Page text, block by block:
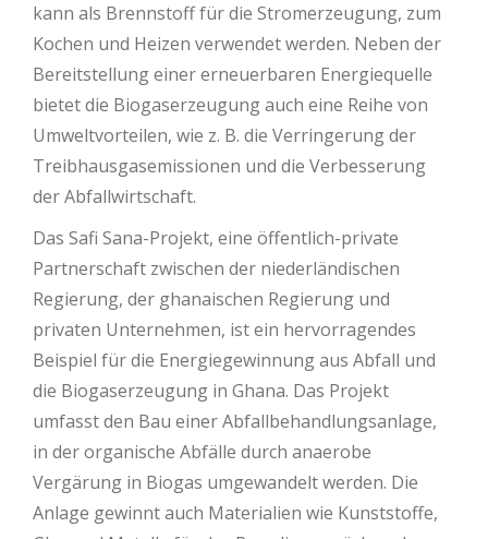
kann als Brennstoff für die Stromerzeugung, zum
Kochen und Heizen verwendet werden. Neben der
Bereitstellung einer erneuerbaren Energiequelle
bietet die Biogaserzeugung auch eine Reihe von
Umweltvorteilen, wie z. B. die Verringerung der
Treibhausgasemissionen und die Verbesserung
der Abfallwirtschaft.
Das Safi Sana-Projekt, eine öffentlich-private
Partnerschaft zwischen der niederländischen
Regierung, der ghanaischen Regierung und
privaten Unternehmen, ist ein hervorragendes
Beispiel für die Energiegewinnung aus Abfall und
die Biogaserzeugung in Ghana. Das Projekt
umfasst den Bau einer Abfallbehandlungsanlage,
in der organische Abfälle durch anaerobe
Vergärung in Biogas umgewandelt werden. Die
Anlage gewinnt auch Materialien wie Kunststoffe,